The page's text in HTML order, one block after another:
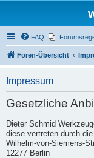
FAQ
Foren-Übersicht
Impressum
Gesetzliche
Dieter Schmid
diese vertreten durch
Wilhelm-von-Siemens-
12277 Berlin